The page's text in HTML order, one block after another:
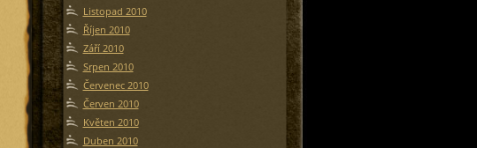
Listopad 2010
Říjen 2010
Září 2010
Srpen 2010
Červenec 2010
Červen 2010
Květen 2010
Duben 2010